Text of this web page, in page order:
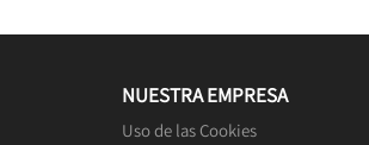
NUESTRA EMPRESA
Uso de las Cookies